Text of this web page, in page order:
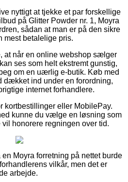
nyttigt at tjekke et par forskellige
på Glitter Powder nr. 1, Moyra
sådan at man er på den sikre
mest betalelige pris.
at når en online webshop sælger
ses som helt ekstremt gunstig,
om en uærlig e-butik. Køb med
dækket ind under en forordning,
internet forhandlere.
kortbestillinger eller MobilePay.
kunne du vælge en løsning som
honorere regningen over tid.
Moyra forretning på nettet burde
vilkår, men det er
arbejde.